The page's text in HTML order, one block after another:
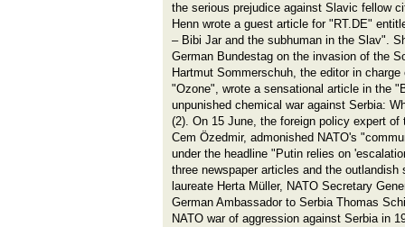
the serious prejudice against Slavic fellow
Henn wrote a guest article for "RT.DE"
– Bibi Jar and the subhuman in the Slav".
German Bundestag on the invasion of the
Hartmut Sommerschuh, the editor in
"Ozone", wrote a sensational article in the
unpunished chemical war against Serbia:
(2). On 15 June, the foreign policy expert of
Cem Özedmir, admonished NATO's
under the headline "Putin relies on
three newspaper articles and the
laureate Herta Müller, NATO Secretary
German Ambassador to Serbia Thomas
NATO war of aggression against Serbia in